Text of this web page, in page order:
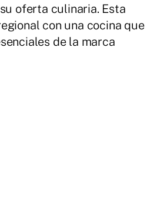
oferta culinaria. Esta
con una cocina que
de la marca